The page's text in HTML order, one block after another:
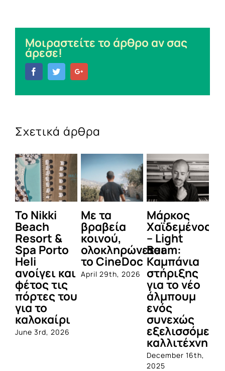
Μοιραστείτε το άρθρο αν σας
άρεσε!
FacebookTwitter
Σχετικά άρθρα
To Nikki
Beach
Resort &
Spa Porto
Heli
ανοίγει και
φέτος τις
πόρτες του
για το
καλοκαίρι
June 3rd, 2026
Με τα
βραβεία
κοινού,
ολοκληρώνεται
το CineDoc
April 29th, 2026
Μάρκος
Χαϊδεμένος
– Light
Beam:
Καμπάνια
στήριξης
για το νέο
άλμπουμ
ενός
συνεχώς
καλλιτέχνη
December 16th,
2025